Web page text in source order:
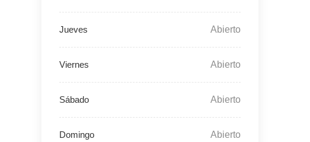
Abierto
Abierto
Abierto
Abierto